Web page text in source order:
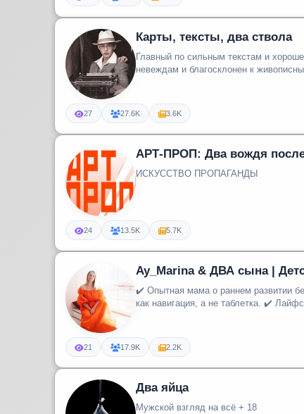
Карты, тексты, два ствола
Главный по сильным текстам и
невеждам и благосклонен к
27 27.6K 3.6K
АРТ-ПРОП: Два вождя
ИСКУССТВО ПРОПАГАНДЫ
24 13.5K 5.7K
Ay_Marina & ДВА сына |
✔️ Опытная мама о раннем развитии без фанатизма ✔️ Детская астрология,
как навигация, а не таблетка. ✔️
21 17.9K 2.2K
Два яйца
Мужской взгляд на всё + 18